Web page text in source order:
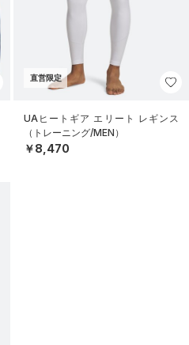
直営限定
UAヒートギア エリート レギンス
（トレーニング/MEN）
￥8,470